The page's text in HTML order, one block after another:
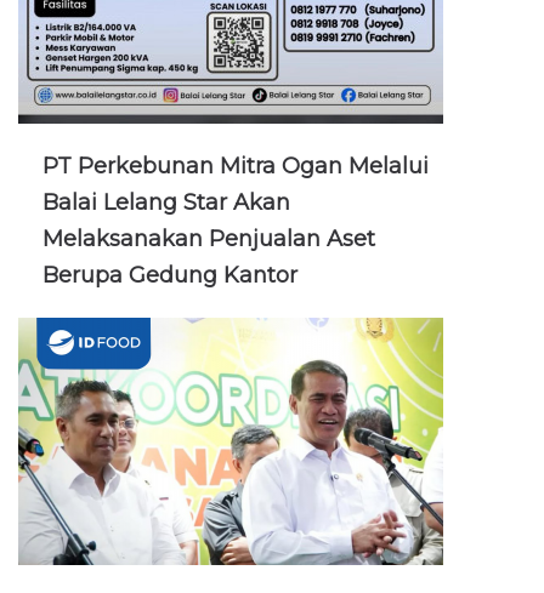
PT Perkebunan Mitra Ogan Melalui
Balai Lelang Star Akan
Melaksanakan Penjualan Aset
Berupa Gedung Kantor